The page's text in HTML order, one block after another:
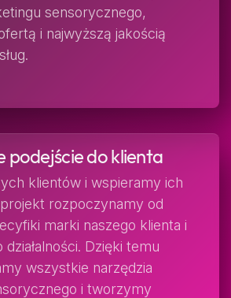
sensorycznego,
i najwyższą jakością
podejście do klienta
klientów i wspieramy ich
rozpoczynamy od
marki naszego klienta i
Dzięki temu
wszystkie narzędzia
i tworzymy